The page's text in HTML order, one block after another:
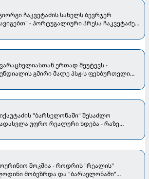
ჩაკვეტაძის სახელს ბევრჯერ
- პორტუგალიური პრესა ჩაკვეტაძეს
ერთად შეუტევს -
გმირი მალე პსჟ-ს ფეხბურთელი
"ბარსელონაში" შესაძლო
უფრო რეალური ხდება - რაზე
შოკშია - როდრის "რეალის"
მობეზრდა და "ბარსელონაში"